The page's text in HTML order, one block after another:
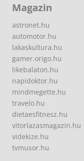
Magazin
astronet.hu
automotor.hu
lakaskultura.hu
gamer.origo.hu
likebalaton.hu
napidoktor.hu
mindmegette.hu
travelo.hu
dietaesfitnesz.hu
vitorlazasmagazin.hu
videkize.hu
tvmusor.hu